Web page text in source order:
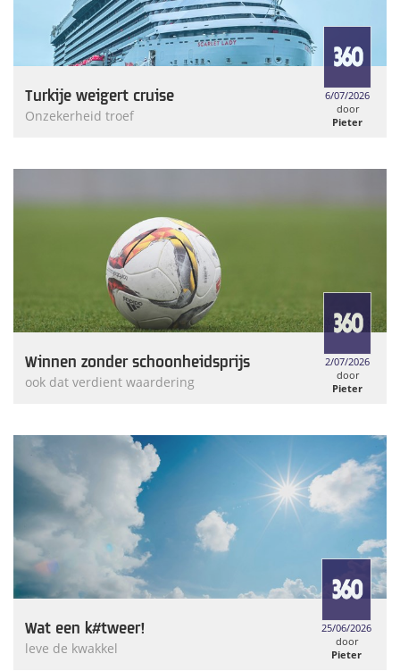
Turkije weigert cruise
Onzekerheid troef
6/07/2026
door
Pieter
Winnen zonder schoonheidsprijs
ook dat verdient waardering
2/07/2026
door
Pieter
Wat een k#tweer!
leve de kwakkel
25/06/2026
door
Pieter